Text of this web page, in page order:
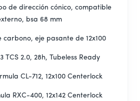
de dirección cónico, compatible
bsa 68 mm
carbono, eje pasante de 12x100
TCS 2.0, 28h, Tubeless Ready
CL-712, 12x100 Centerlock
RXC-400, 12x142 Centerlock